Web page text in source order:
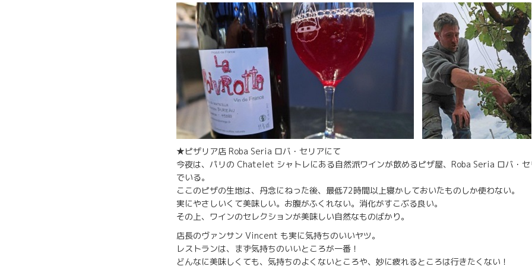
★ピザリア店 Roba Seria ロバ・セリアにて
今夜は、パリの Chatelet シャトレにある自然派ワインが飲めるピザ屋、Roba Seria ロバ・
でいる。
ここのピザの生地は、丹念にねった後、最低72時間以上寝かしておいたものしか使わない。
実にやさしいくて美味しい。お腹がふくれない。消化がすこぶる良い。
その上、ワインのセレクションが美味しい自然なものばかり。
店長のヴァンサン Vincent も実に気持ちのいいヤツ。
レストランは、まず気持ちのいいところが一番！
どんなに美味しくても、気持ちのよくないところや、妙に疲れるところは行きたくない！